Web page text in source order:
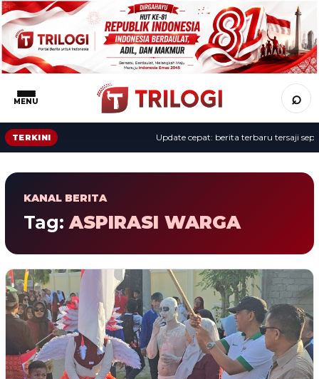
MENU ⌕
TERKINI Update cepat: berita terbaru tersaji
KANAL BERITA
Tag: ASPIRASI WARGA